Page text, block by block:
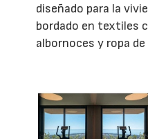
diseñado para la
bordado en textiles
albornoces y ropa de